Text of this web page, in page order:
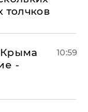
толчков
-
10:59